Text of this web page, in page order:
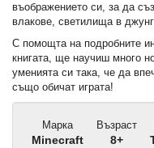
въображението си, за да
влакове, светилища в
С помощта на подробните
книгата, ще научиш много
уменията си така, че да
също обичат играта!
Марка
Minecraft
Възраст
8+